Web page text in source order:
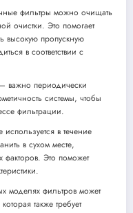
фильтры можно очищать
очистки. Это помогает
высокую пропускную
в соответствии с
важно периодически
системы, чтобы
фильтрации.
в течение
в сухом месте,
Это поможет
моделях фильтров может
также требует